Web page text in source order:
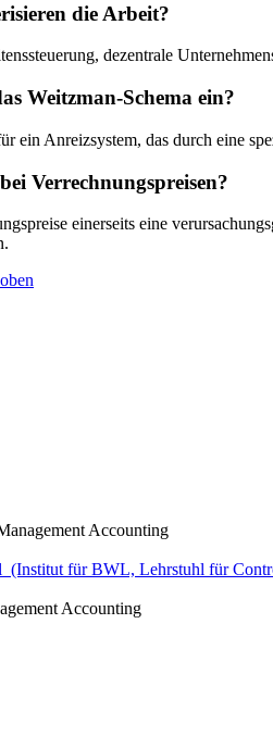
die Arbeit?
dezentrale
Weitzman-Schema ein?
ein Anreizsystem, das durch eine
Verrechnungspreisen?
einerseits eine
Accounting
(Institut für BWL, Lehrstuhl für
Accounting